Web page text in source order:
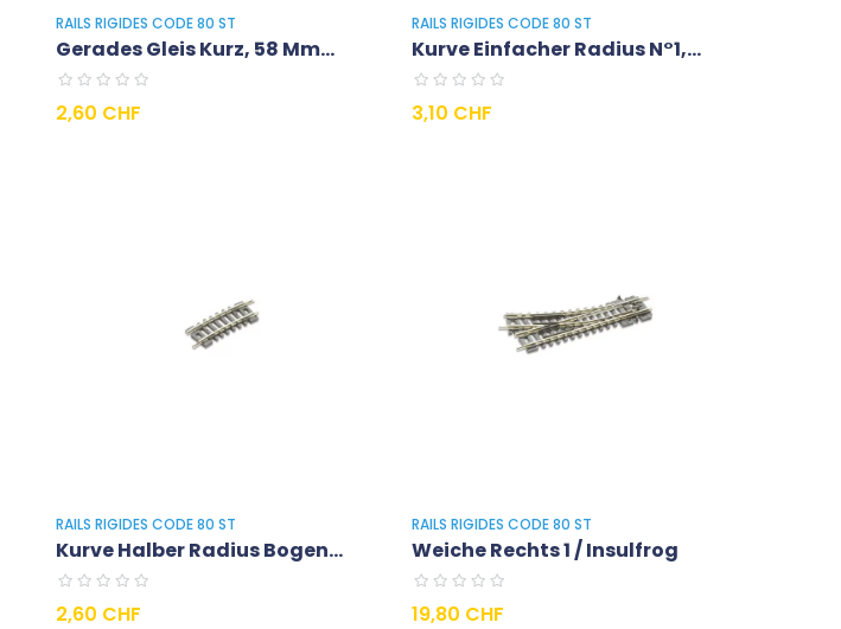
RAILS RIGIDES CODE 80 ST
Gerades Gleis Kurz, 58 Mm...
Preis
2,60 CHF
RAILS RIGIDES CODE 80 ST
Kurve Einfacher Radius N°1,...
Preis
3,10 CHF
RAILS RIGIDES CODE 80 ST
Kurve Halber Radius Bogen...
Preis
2,60 CHF
RAILS RIGIDES CODE 80 ST
Weiche Rechts 1 / Insulfrog
Preis
19,80 CHF